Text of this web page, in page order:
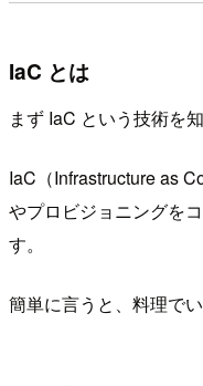
IaC とは
まず IaC という技術を
IaC（Infrastructure as
やプロビジョニングを
す。
簡単に言うと、料理で